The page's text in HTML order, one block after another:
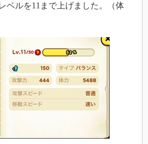
ベルを11まで上げました。（体